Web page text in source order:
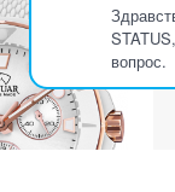
вопрос.